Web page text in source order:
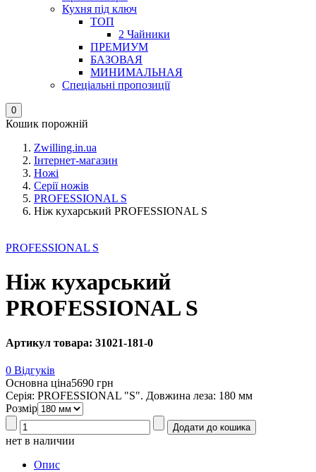
Кухня під ключ
ТОП
2 Чайники
ПРЕМИУМ
БАЗОВАЯ
МИНИМАЛЬНАЯ
Спеціальні пропозиції
0
Кошик порожній
Zwilling.in.ua
Інтернет-магазин
Ножі
Серії ножів
PROFESSIONAL S
Ніж кухарський PROFESSIONAL S
PROFESSIONAL S
Ніж кухарський
PROFESSIONAL S
Артикул товара: 31021-181-0
0 Відгуків
Основна ціна5690 грн
Серія: PROFESSIONAL "S". Довжина леза: 180 мм
Розмір
нет в наличии
Опис